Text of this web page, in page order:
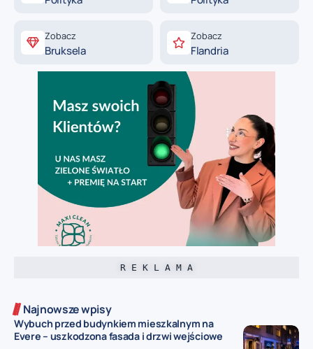
Zobacz
Bruksela
Zobacz
Flandria
R E K L A M A
Najnowsze wpisy
Wybuch przed budynkiem mieszkalnym na
Evere – uszkodzona fasada i drzwi wejściowe